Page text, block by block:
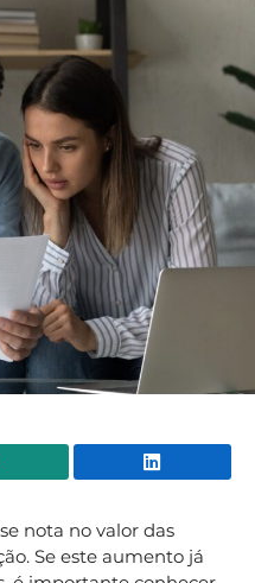
WhatsApp
nota no valor das
Se este aumento já